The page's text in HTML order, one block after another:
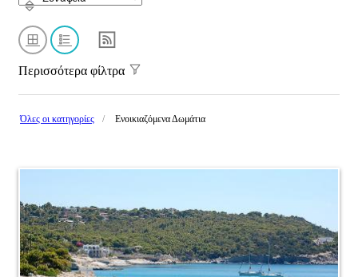
Περισσότερα φίλτρα
Όλες οι κατηγορίες Ενοικιαζόμενα Δωμάτια